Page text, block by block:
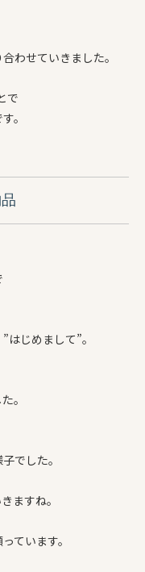
わせていきました。
で
。
じめまして”。
。
でした。
ますね。
ています。